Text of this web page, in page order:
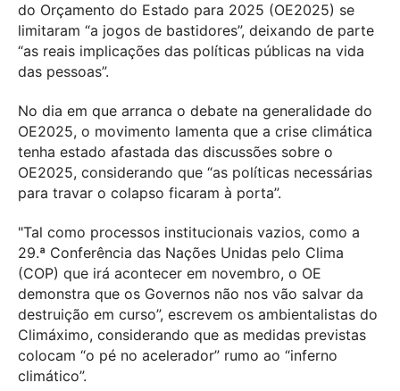
do Orçamento do Estado para 2025 (OE2025) se
limitaram “a jogos de bastidores”, deixando de parte
“as reais implicações das políticas públicas na vida
das pessoas”.
No dia em que arranca o debate na generalidade do
OE2025, o movimento lamenta que a crise climática
tenha estado afastada das discussões sobre o
OE2025, considerando que “as políticas necessárias
para travar o colapso ficaram à porta”.
"Tal como processos institucionais vazios, como a
29.ª Conferência das Nações Unidas pelo Clima
(COP) que irá acontecer em novembro, o OE
demonstra que os Governos não nos vão salvar da
destruição em curso”, escrevem os ambientalistas do
Climáximo, considerando que as medidas previstas
colocam “o pé no acelerador” rumo ao “inferno
climático”.